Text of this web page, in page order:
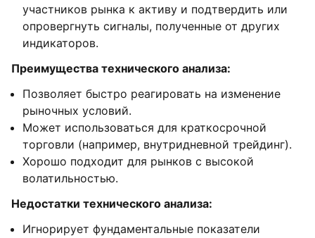
участников рынка к активу и подтвердить или
опровергнуть сигналы, полученные от других
индикаторов.
Преимущества технического анализа:
Позволяет быстро реагировать на изменение
рыночных условий.
Может использоваться для краткосрочной
торговли (например, внутридневной трейдинг).
Хорошо подходит для рынков с высокой
волатильностью.
Недостатки технического анализа:
Игнорирует фундаментальные показатели